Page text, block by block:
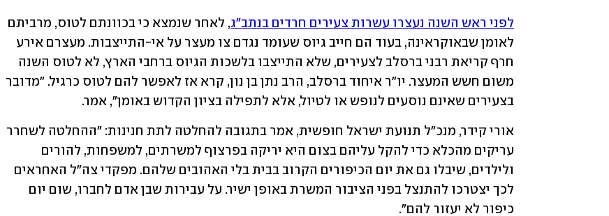
לפני ראש השנה נעצרו עשרות צעירים חרדים בנתב"ג
בצעירים שאינם נוסעים לנופש או לטיול, אלא לתפילה בציון הקדוש באומן", אמר.
כיפור לא יעזור להם".